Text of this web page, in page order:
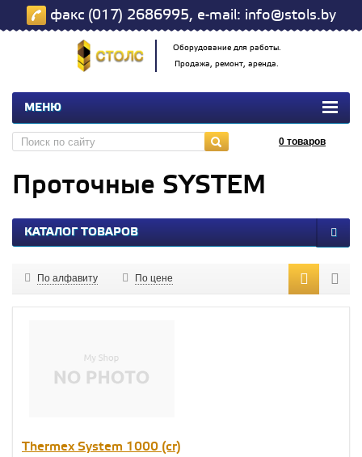
факс (017) 2686995, e-mail: info@stols.by
Оборудование для работы.
Продажа, ремонт, аренда.
МЕНЮ
0 товаров
Проточные SYSTEM
КАТАЛОГ ТОВАРОВ
По алфавиту По цене
Thermex System 1000 (cr)